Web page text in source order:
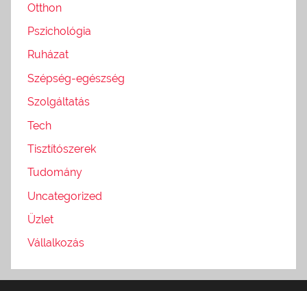
Otthon
Pszichológia
Ruházat
Szépség-egészség
Szolgáltatás
Tech
Tisztítószerek
Tudomány
Uncategorized
Üzlet
Vállalkozás